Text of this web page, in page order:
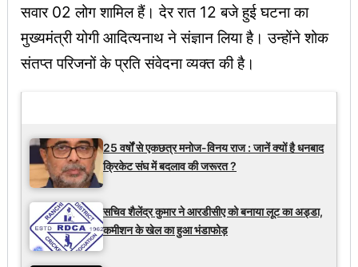
सवार 02 लोग शामिल हैं। देर रात 12 बजे हुई घटना का
मुख्यमंत्री योगी आदित्यनाथ ने संज्ञान लिया है। उन्होंने शोक
संतप्त परिजनों के प्रति संवेदना व्यक्त की है।
25 वर्षों से एकछत्र मनोज-विनय राज : जानें क्यों है धनबाद
क्रिकेट संघ में बदलाव की जरूरत ?
सचिव शैलेंद्र कुमार ने आरडीसीए को बनाया लूट का अड्डा,
कमीशन के खेल का हुआ भंडाफोड़